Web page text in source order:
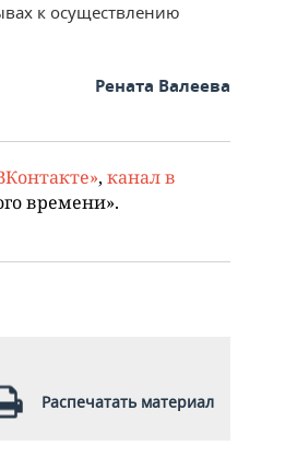
к осуществлению
Рената Валеева
, канал в
времени».
Распечатать материал